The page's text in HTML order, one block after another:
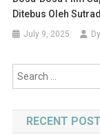
Ditebus Oleh
July 9, 2025
RECENT